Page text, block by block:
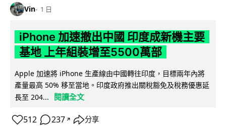
Vin 1 日
iPhone 加速撤出中國 印度成新機主要
基地 上年組裝增至5500萬部
Apple 加速將 iPhone 生產線由中國轉往印度，目標兩年內將
產量最高 50% 移至當地。印度政府推出關稅豁免及稅務優惠延
長至 204...
閱讀全文
512 237 ↗ 分享